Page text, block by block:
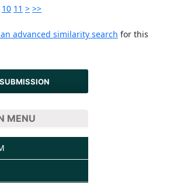
10 11 > >>
advanced similarity search for this
MENU